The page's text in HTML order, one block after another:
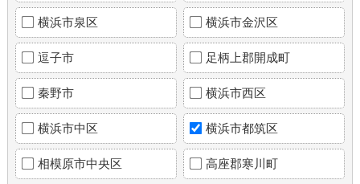
横浜市泉区 横浜市金沢区
逗子市 足柄上郡開成町
秦野市 横浜市西区
横浜市中区 横浜市都筑区
相模原市中央区 高座郡寒川町